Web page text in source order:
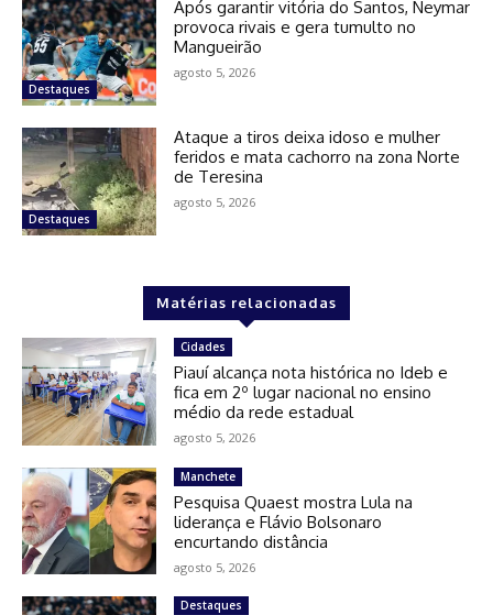
Destaques
Após garantir vitória do Santos, Neymar
provoca rivais e gera tumulto no
Mangueirão
agosto 5, 2026
Destaques
Ataque a tiros deixa idoso e mulher
feridos e mata cachorro na zona Norte
de Teresina
agosto 5, 2026
Matérias relacionadas
Cidades
Piauí alcança nota histórica no Ideb e
fica em 2º lugar nacional no ensino
médio da rede estadual
agosto 5, 2026
Manchete
Pesquisa Quaest mostra Lula na
liderança e Flávio Bolsonaro
encurtando distância
agosto 5, 2026
Destaques